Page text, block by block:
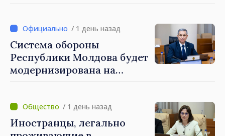
/ 1 день назад
Система обороны
Республики Молдова будет
модернизирована на
стратегии обороны
/ 1 день назад
Иностранцы, легально